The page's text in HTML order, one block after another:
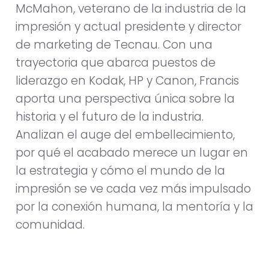
McMahon, veterano de la industria de la
impresión y actual presidente y director
de marketing de Tecnau. Con una
trayectoria que abarca puestos de
liderazgo en Kodak, HP y Canon, Francis
aporta una perspectiva única sobre la
historia y el futuro de la industria.
Analizan el auge del embellecimiento,
por qué el acabado merece un lugar en
la estrategia y cómo el mundo de la
impresión se ve cada vez más impulsado
por la conexión humana, la mentoría y la
comunidad.